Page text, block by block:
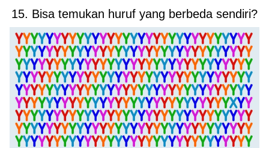
15. Bisa temukan huruf yang berbeda sendiri?